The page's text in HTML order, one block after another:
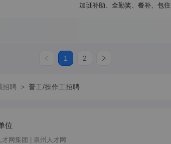
1 2
招聘 > 普工/操作工招聘
位
才网集团 | 泉州人才网